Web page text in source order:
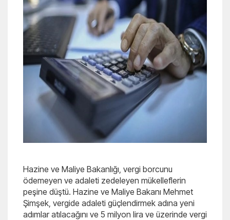
Hazine ve Maliye Bakanlığı, vergi borcunu
ödemeyen ve adaleti zedeleyen mükelleflerin
peşine düştü. Hazine ve Maliye Bakanı Mehmet
Şimşek, vergide adaleti güçlendirmek adına yeni
adımlar atılacağını ve 5 milyon lira ve üzerinde vergi